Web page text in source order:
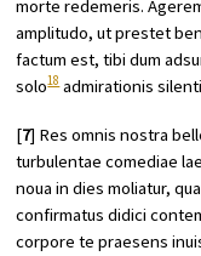
morte redemeris.
amplitudo, ut prestet
factum est, tibi dum
solo18admirationis
[7] Res omnis nostra
turbulentae comediae
noua in dies moliatur,
confirmatus didici
corpore te praesens